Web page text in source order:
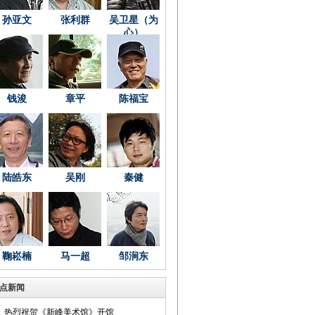
孙亚文 张利群
吴卫星（为
心）
钱浚 章平 陈福宝
陆皓东 吴刚 秦健
鞠崧楠 马一超 邹涧东
新闻
热烈祝贺《新峰美术馆》开馆